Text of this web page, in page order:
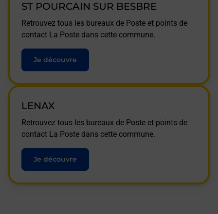
ST POURCAIN SUR BESBRE
Retrouvez tous les bureaux de Poste et points de
contact La Poste dans cette commune.
Je découvre
LENAX
Retrouvez tous les bureaux de Poste et points de
contact La Poste dans cette commune.
Je découvre